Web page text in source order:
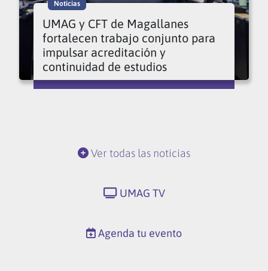
Noticias
UMAG y CFT de Magallanes
fortalecen trabajo conjunto para
impulsar acreditación y
continuidad de estudios
Ver todas las noticias
UMAG TV
Agenda tu evento